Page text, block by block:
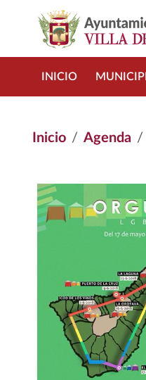
INICIO
Inicio Agenda